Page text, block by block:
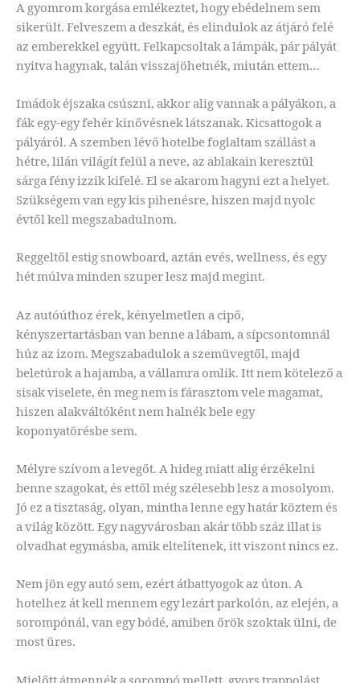
A gyomrom korgása emlékeztet, hogy ebédelnem sem
sikerült. Felveszem a deszkát, és elindulok az átjáró felé
az emberekkel együtt. Felkapcsoltak a lámpák, pár pályát
nyitva hagynak, talán visszajöhetnék, miután ettem…
Imádok éjszaka csúszni, akkor alig vannak a pályákon, a
fák egy-egy fehér kinővésnek látszanak. Kicsattogok a
pályáról. A szemben lévő hotelbe foglaltam szállást a
hétre, lilán világít felül a neve, az ablakain keresztül
sárga fény izzik kifelé. El se akarom hagyni ezt a helyet.
Szükségem van egy kis pihenésre, hiszen majd nyolc
évtől kell megszabadulnom.
Reggeltől estig snowboard, aztán evés, wellness, és egy
hét múlva minden szuper lesz majd megint.
Az autóúthoz érek, kényelmetlen a cipő,
kényszertartásban van benne a lábam, a sípcsontomnál
húz az izom. Megszabadulok a szemüvegtől, majd
beletúrok a hajamba, a vállamra omlik. Itt nem kötelező a
sisak viselete, én meg nem is fárasztom vele magamat,
hiszen alakváltóként nem halnék bele egy
koponyatörésbe sem.
Mélyre szívom a levegőt. A hideg miatt alig érzékelni
benne szagokat, és ettől még szélesebb lesz a mosolyom.
Jó ez a tisztaság, olyan, mintha lenne egy határ köztem és
a világ között. Egy nagyvárosban akár több száz illat is
olvadhat egymásba, amik eltelítenek, itt viszont nincs ez.
Nem jön egy autó sem, ezért átbattyogok az úton. A
hotelhez át kell mennem egy lezárt parkolón, az elején, a
sorompónál, van egy bódé, amiben őrök szoktak ülni, de
most üres.
Mielőtt átmennék a sorompó mellett, gyors trappolást